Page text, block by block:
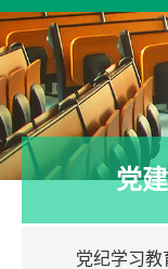
党
党纪学习教